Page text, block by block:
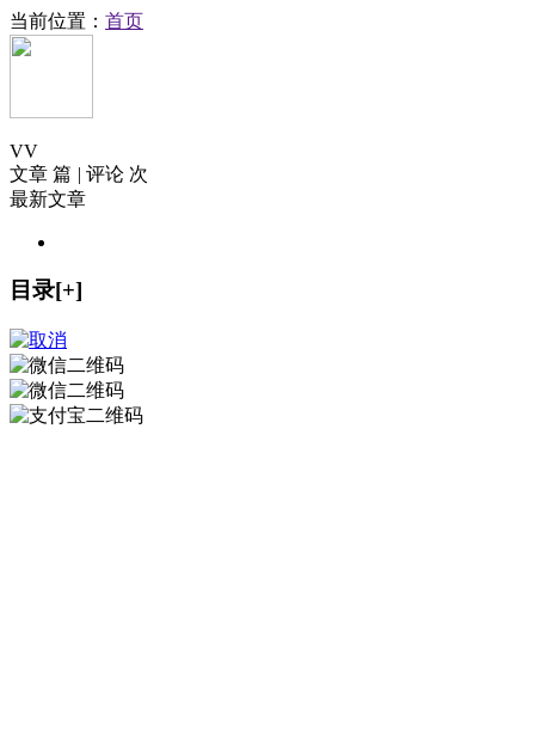
当前位置： 首页
VV
文章 篇 | 评论 次
最新文章
目录[+]